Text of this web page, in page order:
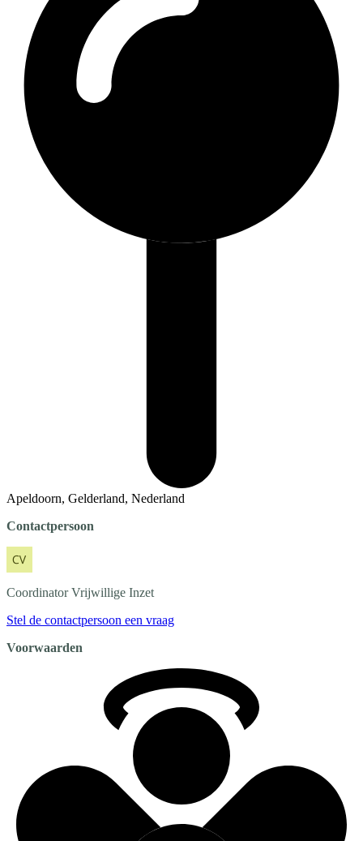
Apeldoorn, Gelderland, Nederland
Contactpersoon
Coordinator Vrijwillige Inzet
Stel de contactpersoon een vraag
Voorwaarden